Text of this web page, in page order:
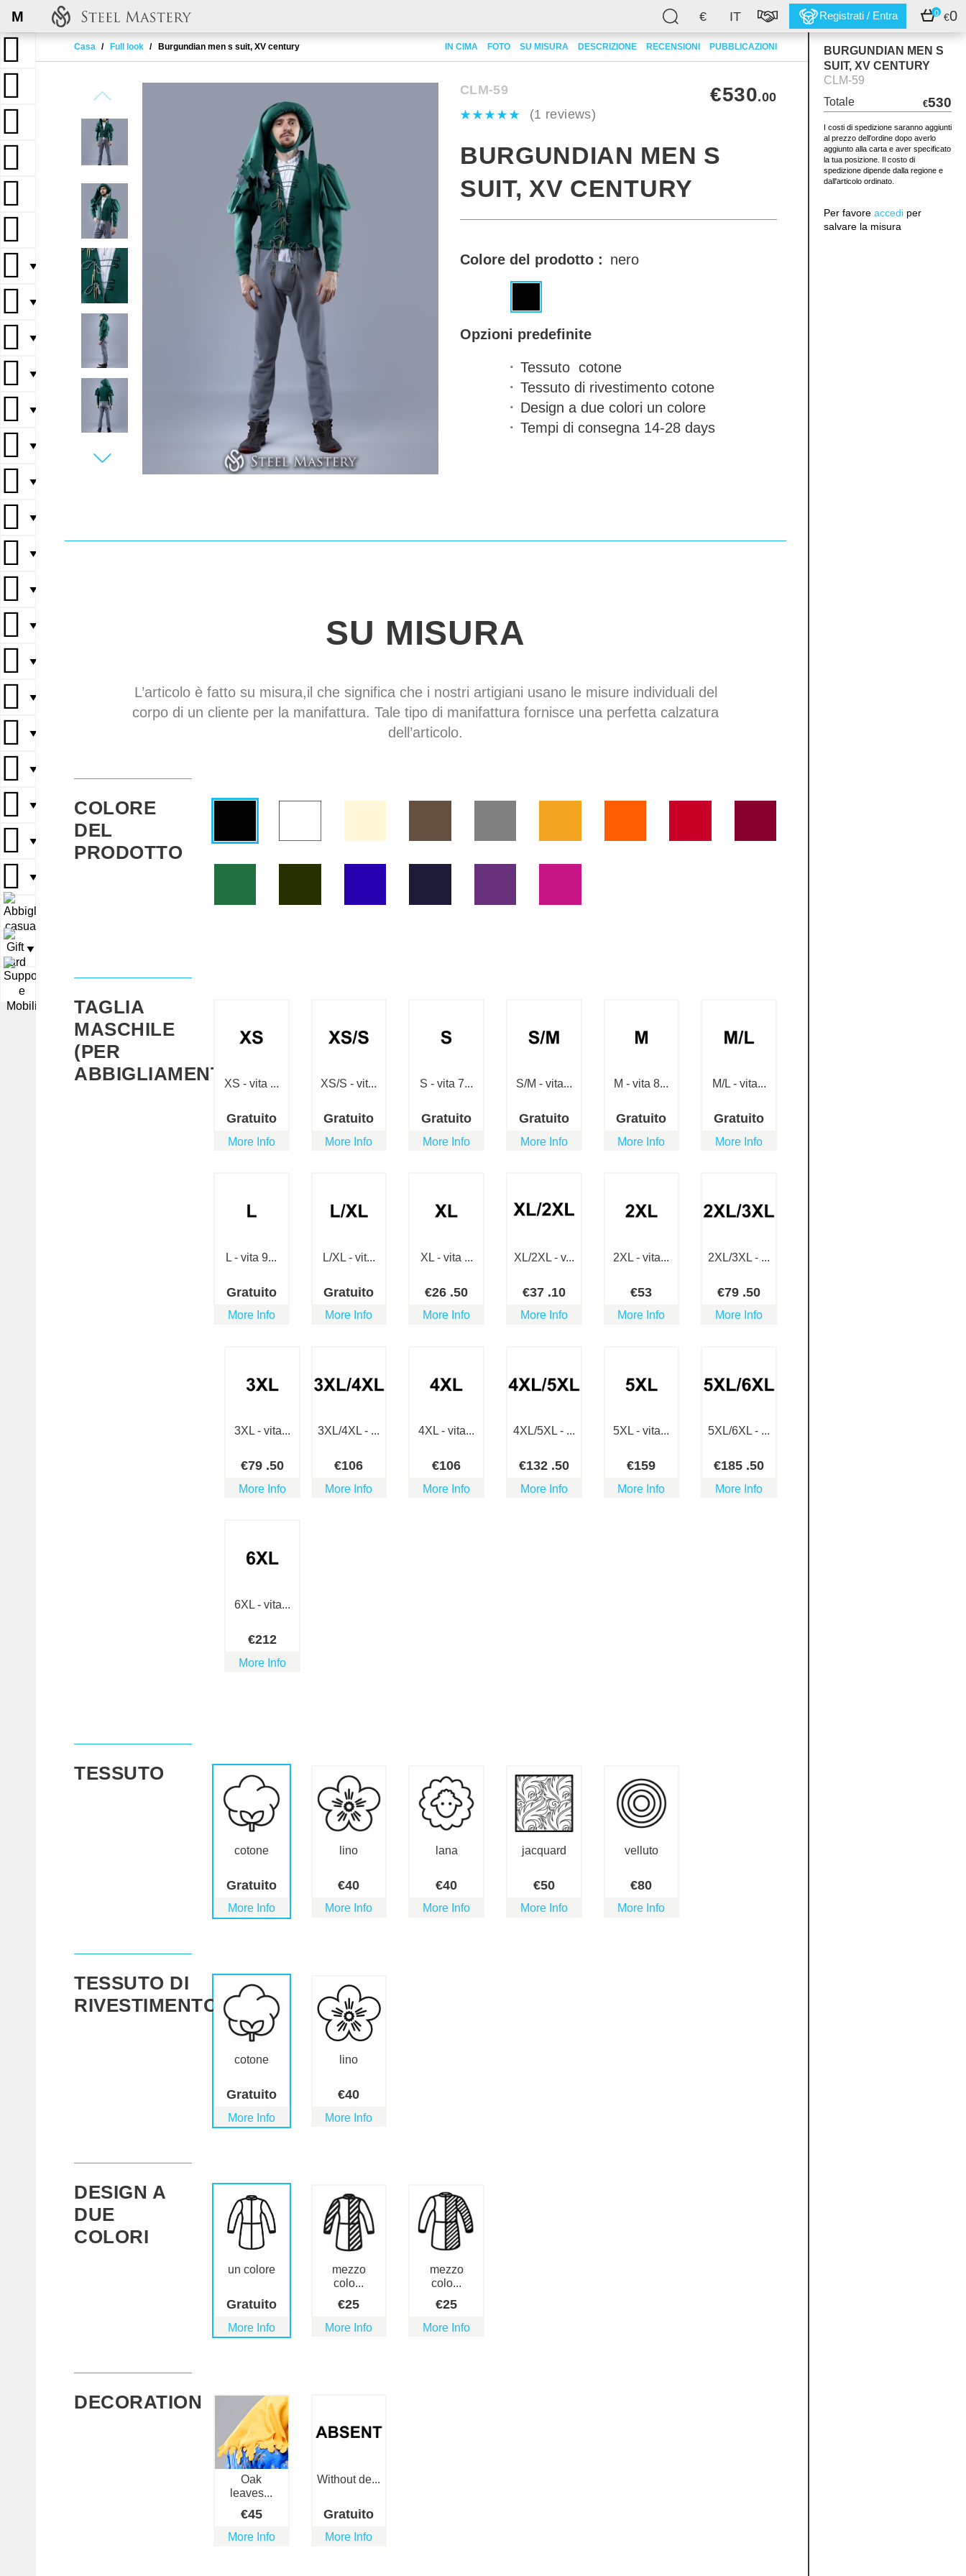
€ IT Registrati / Entra 0 €0
M
Casa Full look Burgundian men s suit, XV century IN CIMA FOTO SU MISURA DESCRIZIONE RECENSIONI PUBBLICAZIONI
▼
▼
▼
▼
▼
▼
▼
▼
▼
▼
▼
▼
▼
▼
▼
▼
▼
▼
▼
BURGUNDIAN MEN S
SUIT, XV CENTURY
CLM-59
Totale
€530
I costi di spedizione saranno aggiunti
al prezzo dell'ordine dopo averlo
aggiunto alla carta e aver specificato
la tua posizione. Il costo di
spedizione dipende dalla regione e
dall'articolo ordinato.
Per favore accedi per
salvare la misura
CLM-59
(1 reviews)
€530.00
BURGUNDIAN MEN S
SUIT, XV CENTURY
Colore del prodotto : nero
Opzioni predefinite
Tessuto cotone
Tessuto di rivestimento cotone
Design a due colori un colore
Tempi di consegna 14-28 days
SU MISURA
L’articolo è fatto su misura,il che significa che i nostri artigiani usano le misure individuali del
corpo di un cliente per la manifattura. Tale tipo di manifattura fornisce una perfetta calzatura
dell’articolo.
COLORE
DEL
PRODOTTO
TAGLIA
MASCHILE
(PER
ABBIGLIAMENTO)XS - vita ...
Gratuito
More Info
XS/S - vit...
Gratuito
More Info
S - vita 7...
Gratuito
More Info
S/M - vita...
Gratuito
More Info
M - vita 8...
Gratuito
More Info
M/L - vita...
Gratuito
More Info
L - vita 9...
Gratuito
More Info
L/XL - vit...
Gratuito
More Info
XL - vita ...
€26 .50
More Info
XL/2XL - v...
€37 .10
More Info
2XL - vita...
€53
More Info
2XL/3XL - ...
€79 .50
More Info
3XL - vita...
€79 .50
More Info
3XL/4XL - ...
€106
More Info
4XL - vita...
€106
More Info
4XL/5XL - ...
€132 .50
More Info
5XL - vita...
€159
More Info
5XL/6XL - ...
€185 .50
More Info
6XL - vita...
€212
More Info
TESSUTO
cotone
Gratuito
More Info
lino
€40
More Info
lana
€40
More Info
jacquard
€50
More Info
velluto
€80
More Info
TESSUTO DI
RIVESTIMENTO
cotone
Gratuito
More Info
lino
€40
More Info
DESIGN A
DUE
COLORI
un colore
Gratuito
More Info
mezzo
colo...
€25
More Info
mezzo
colo...
€25
More Info
DECORATION
Oak
leaves...
€45
More Info
Without de...
Gratuito
More Info